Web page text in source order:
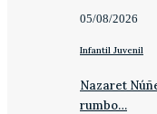
05/08/2026
Infantil Juvenil
Nazaret
rumbo…